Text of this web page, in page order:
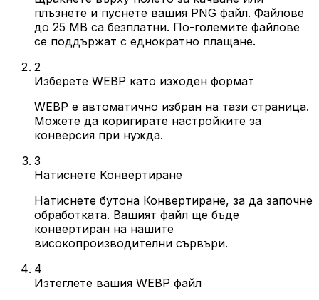
плъзнете и пуснете вашия PNG файл. Файлове
до 25 MB са безплатни. По-големите файлове
се поддържат с еднократно плащане.
2
Изберете WEBP като изходен формат
WEBP е автоматично избран на тази страница.
Можете да коригирате настройките за
конверсия при нужда.
3
Натиснете Конвертиране
Натиснете бутона Конвертиране, за да започне
обработката. Вашият файл ще бъде
конвертиран на нашите
високопроизводителни сървъри.
4
Изтеглете вашия WEBP файл